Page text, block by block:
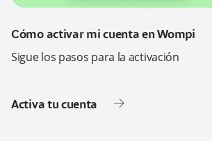
Cómo activar mi cuenta en Wompi
Sigue los pasos para la activación
Activa tu cuenta